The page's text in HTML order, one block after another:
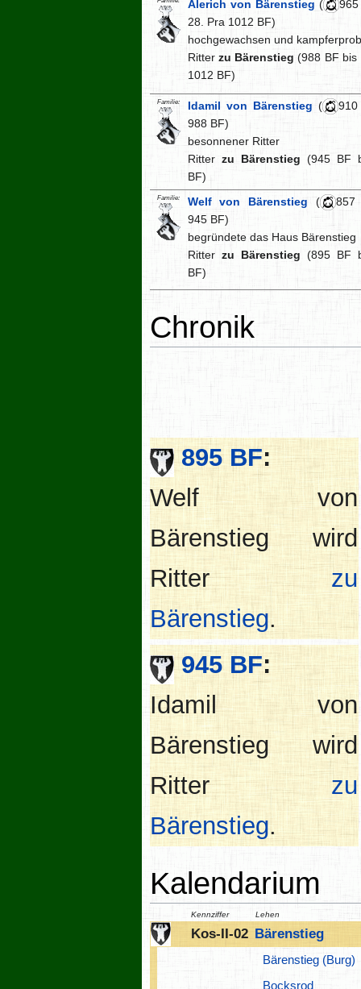
Alerich von Bärenstieg (
28. Pra 1012 BF)
hochgewachsen und
Ritter zu Bärenstieg (988 BF bis
1012 BF)
Familie: Idamil von Bärenstieg (
988 BF)
besonnener Ritter
Ritter zu Bärenstieg (945 BF
BF)
Familie: Welf von Bärenstieg (
857
945 BF)
begründete das Haus Bärenstieg
Ritter zu Bärenstieg (895 BF
BF)
Chronik
895 BF:
Welf von
Bärenstieg wird
Ritter zu
Bärenstieg.
945 BF:
Idamil von
Bärenstieg wird
Ritter zu
Bärenstieg.
Kalendarium
Kennziffer Lehen
Kos-II-02 Bärenstieg
Bärenstieg (Burg)
Bocksrod